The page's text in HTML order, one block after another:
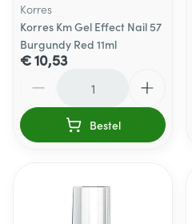
Korres
Korres Km Gel Effect Nail 57
Burgundy Red 11ml
€ 10,53
Bestel